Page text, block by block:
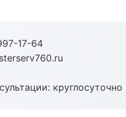
17-64
круглосуточно